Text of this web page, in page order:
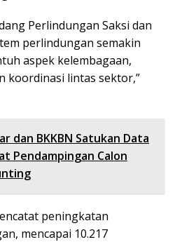
Perlindungan Saksi dan
perlindungan semakin
aspek kelembagaan,
koordinasi lintas sektor,”
dan BKKBN Satukan Data
Pendampingan Calon
peningkatan
mencapai 10.217